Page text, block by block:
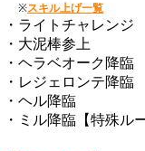
※スキル上げ一覧
・ライトチャレンジ
・大泥棒参上
・ヘラベオーク降臨
・レジェロンテ降臨
・ヘル降臨
・ミル降臨【特殊ル